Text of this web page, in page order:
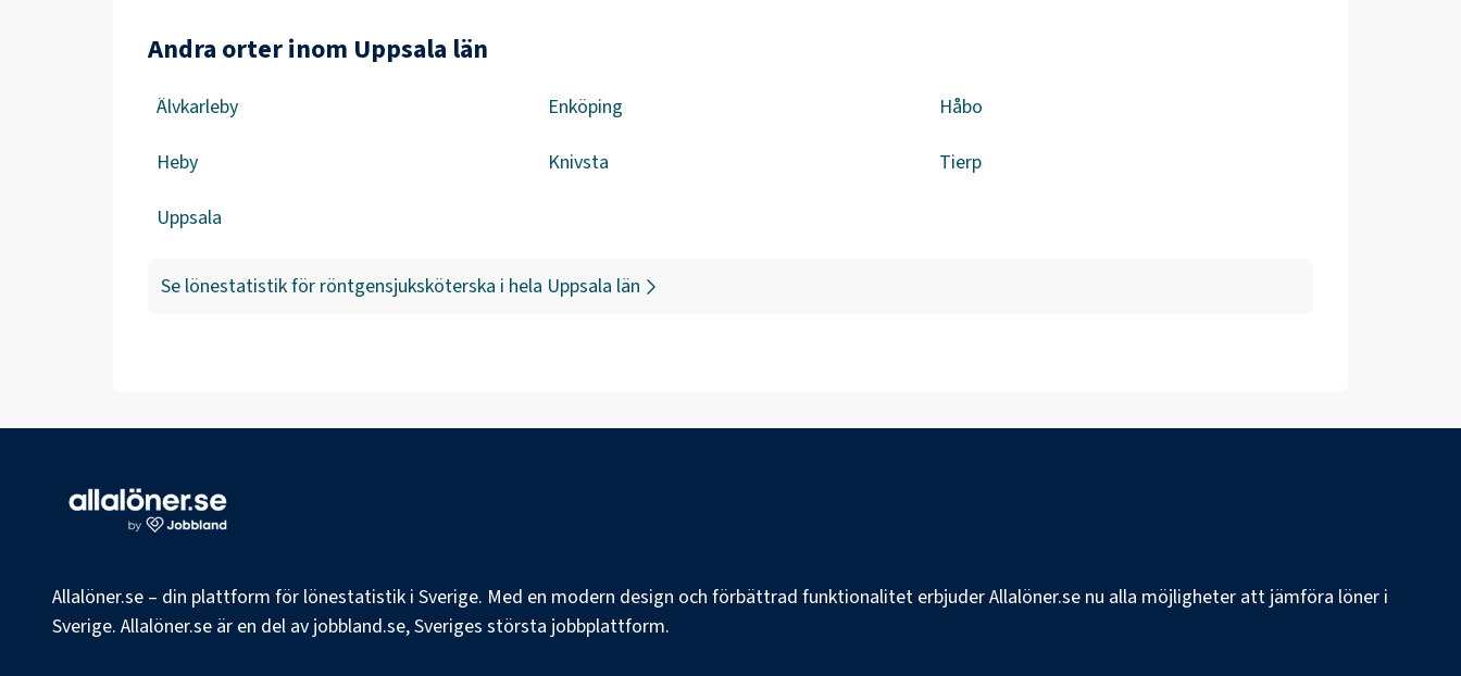
Andra orter inom Uppsala län
Älvkarleby Enköping Håbo
Heby Knivsta Tierp
Uppsala
Se lönestatistik för röntgensjuksköterska i hela Uppsala län
Allalöner.se – din plattform för lönestatistik i Sverige. Med en modern design och förbättrad funktionalitet erbjuder Allalöner.se nu alla möjligheter att jämföra löner i
Sverige. Allalöner.se är en del av jobbland.se, Sveriges största jobbplattform.